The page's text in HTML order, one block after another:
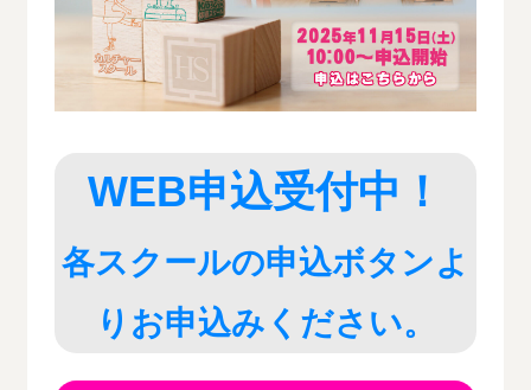
WEB申込受付中！
各スクールの申込ボタンよ
りお申込みください。